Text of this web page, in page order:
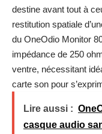
destine avant tout à
restitution spatiale
du OneOdio Monitor
impédance de 250
ventre, nécessitant
carte son pour
Lire aussi :
casque audio